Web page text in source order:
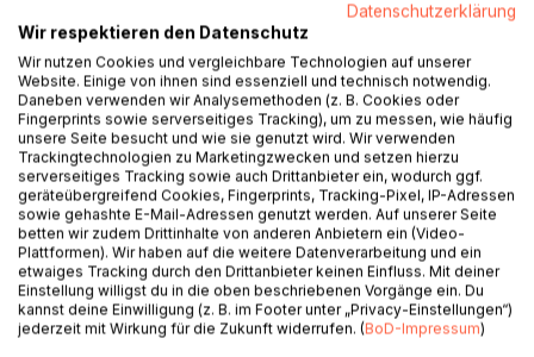
Im Christentum geht es um die Selbstverantwortlichkeit
des Menschen. Gleichzeitig weiß der Christ um seine
Unzulänglichkeit und seiner Geborgenheit im Glauben.
Gotteserkenntnis ist eine Frage der Vernunft und der
Verstandesnotwendigkeit. Der Mensch in Erkenntnis seiner
beschränkten geistigen Fähigkeiten findet im Glauben an
ein göttliches Sein Geborgenheit und Gewissheit, dass
alles Geschehen und letztendlich das Sein einen Sinn
ergibt, ohne es verstehen zu müssen. Jede Epoche hat für
die Menschen in der jeweiligen Zeit eine für sie
verständliche und nachvollziehbare Darlegung des
Glaubensinhalts. Der Glaubensinhalt und das
Datenschutzerklärung
Wir respektieren den Datenschutz
Wir nutzen Cookies und vergleichbare Technologien auf unserer
Website. Einige von ihnen sind essenziell und technisch notwendig.
Daneben verwenden wir Analysemethoden (z. B. Cookies oder
Fingerprints sowie serverseitiges Tracking), um zu messen, wie häufig
unsere Seite besucht und wie sie genutzt wird. Wir verwenden
Trackingtechnologien zu Marketingzwecken und setzen hierzu
serverseitiges Tracking sowie auch Drittanbieter ein, wodurch ggf.
geräteübergreifend Cookies, Fingerprints, Tracking-Pixel, IP-Adressen
sowie gehashte E-Mail-Adressen genutzt werden. Auf unserer Seite
betten wir zudem Drittinhalte von anderen Anbietern ein (Video-
Plattformen). Wir haben auf die weitere Datenverarbeitung und ein
etwaiges Tracking durch den Drittanbieter keinen Einfluss. Mit deiner
Einstellung willigst du in die oben beschriebenen Vorgänge ein. Du
kannst deine Einwilligung (z. B. im Footer unter „Privacy-Einstellungen“)
jederzeit mit Wirkung für die Zukunft widerrufen. (BoD-Impressum)